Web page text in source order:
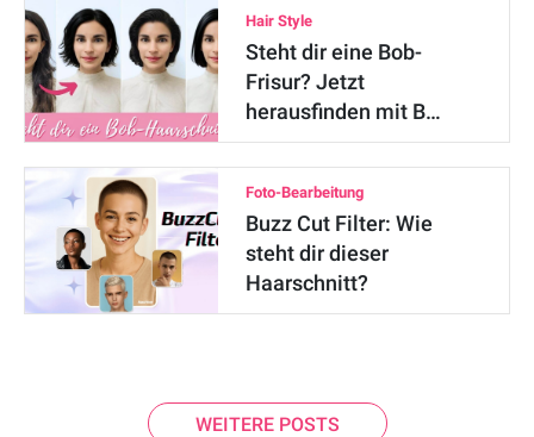
Hair Style
Steht dir eine Bob-
Frisur? Jetzt
herausfinden mit B…
Foto-Bearbeitung
Buzz Cut Filter: Wie
steht dir dieser
Haarschnitt?
WEITERE POSTS